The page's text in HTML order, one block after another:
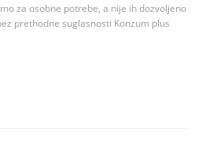
za osobne potrebe, a nije ih dozvoljeno
prethodne suglasnosti Konzum plus